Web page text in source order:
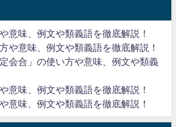
意味、例文や類義語を徹底解説！
や意味、例文や類義語を徹底解説！
会合」の使い方や意味、例文や類義
意味、例文や類義語を徹底解説！
意味、例文や類義語を徹底解説！